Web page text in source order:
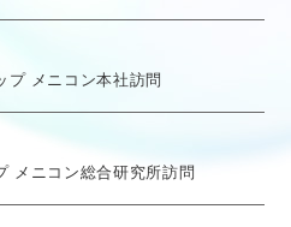
プ メニコン本社訪問
メニコン総合研究所訪問